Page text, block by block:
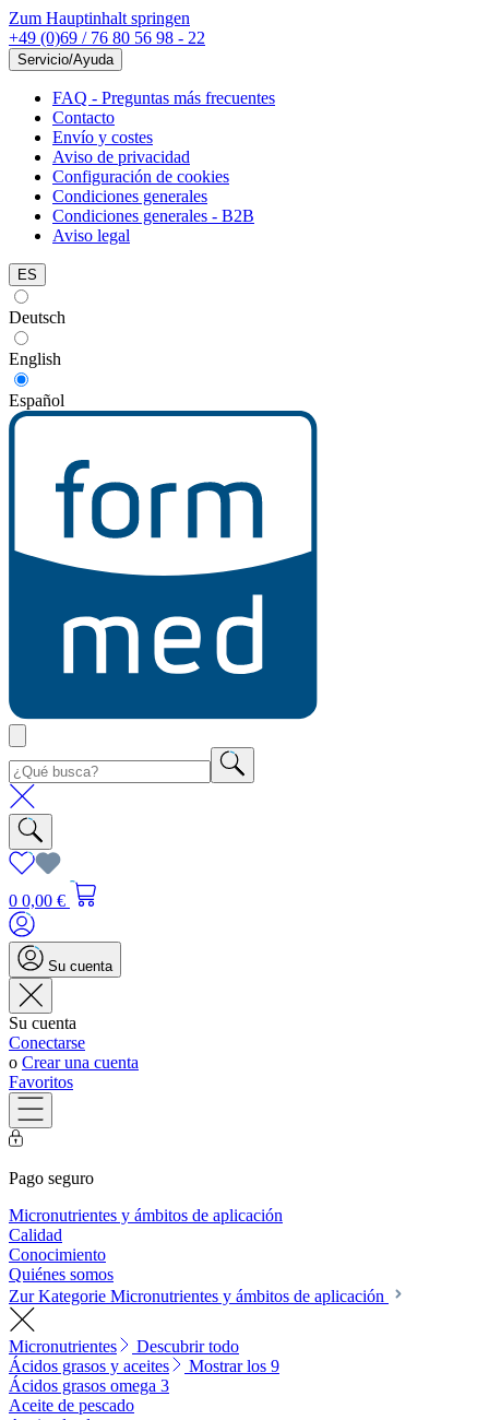
Zum Hauptinhalt springen
+49 (0)69 / 76 80 56 98 - 22
Servicio/Ayuda
FAQ - Preguntas más frecuentes
Contacto
Envío y costes
Aviso de privacidad
Configuración de cookies
Condiciones generales
Condiciones generales - B2B
Aviso legal
ES
Deutsch
English
Español
0 0,00 €
Su cuenta
Su cuenta
Conectarse
o Crear una cuenta
Favoritos
Pago seguro
Micronutrientes y ámbitos de aplicación
Calidad
Conocimiento
Quiénes somos
Zur Kategorie Micronutrientes y ámbitos de aplicación
Micronutrientes
Descubrir todo
Ácidos grasos y aceites
Mostrar los 9
Ácidos grasos omega 3
Aceite de pescado